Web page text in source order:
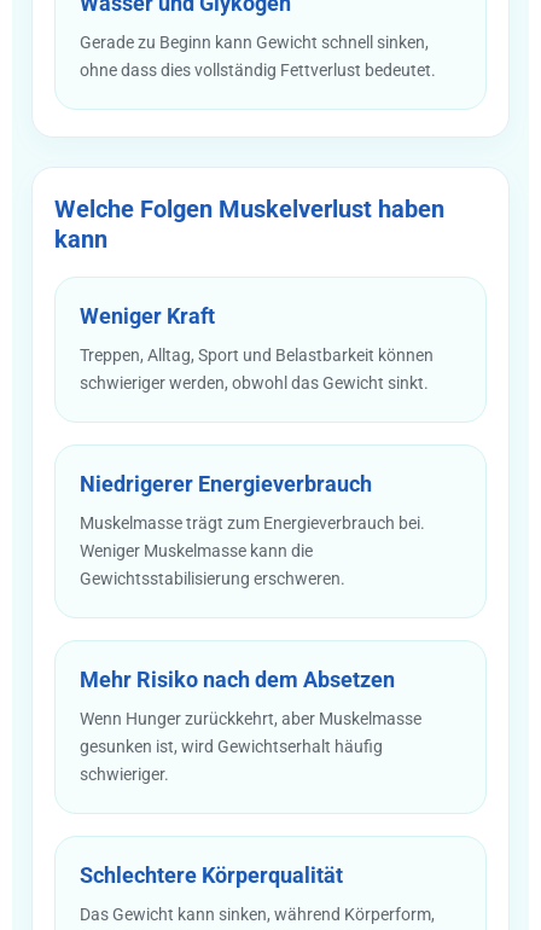
Gerade zu Beginn kann Gewicht schnell sinken,
ohne dass dies vollständig Fettverlust bedeutet.
Welche Folgen Muskelverlust haben
kann
Weniger Kraft
Treppen, Alltag, Sport und Belastbarkeit können
schwieriger werden, obwohl das Gewicht sinkt.
Niedrigerer Energieverbrauch
Muskelmasse trägt zum Energieverbrauch bei.
Weniger Muskelmasse kann die
Gewichtsstabilisierung erschweren.
Mehr Risiko nach dem Absetzen
Wenn Hunger zurückkehrt, aber Muskelmasse
gesunken ist, wird Gewichtserhalt häufig
schwieriger.
Schlechtere Körperqualität
Das Gewicht kann sinken, während Körperform,